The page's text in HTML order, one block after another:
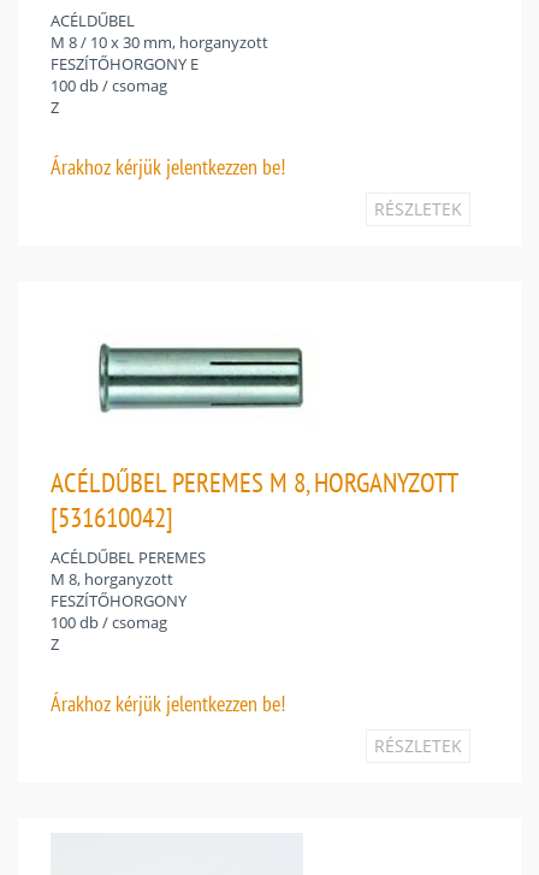
ACÉLDŰBEL
M 8 / 10 x 30 mm, horganyzott
FESZÍTŐHORGONY E
100 db / csomag
Z
Árakhoz kérjük jelentkezzen be!
RÉSZLETEK
ACÉLDŰBEL PEREMES M 8, HORGANYZOTT
[531610042]
ACÉLDŰBEL PEREMES
M 8, horganyzott
FESZÍTŐHORGONY
100 db / csomag
Z
Árakhoz kérjük jelentkezzen be!
RÉSZLETEK